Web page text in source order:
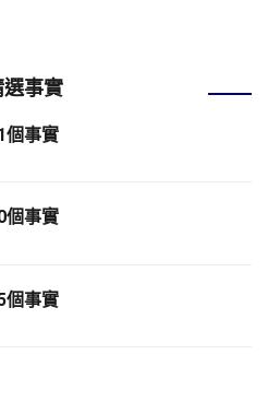
選事實
個事實
個事實
個事實